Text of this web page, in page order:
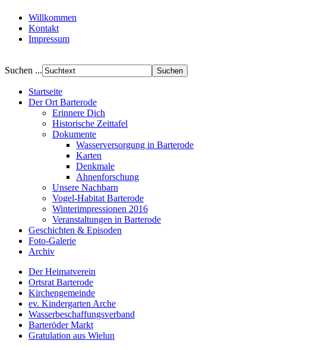
Willkommen
Kontakt
Impressum
Suchen ...
Startseite
Der Ort Barterode
Erinnere Dich
Historische Zeittafel
Dokumente
Wasserversorgung in Barterode
Karten
Denkmale
Ahnenforschung
Unsere Nachbarn
Vogel-Habitat Barterode
Winterimpressionen 2016
Veranstaltungen in Barterode
Geschichten & Episoden
Foto-Galerie
Archiv
Der Heimatverein
Ortsrat Barterode
Kirchengemeinde
ev. Kindergarten Arche
Wasserbeschaffungsverband
Barteröder Markt
Gratulation aus Wielun